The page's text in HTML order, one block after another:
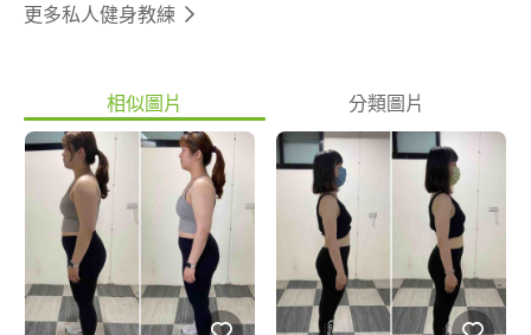
更多私人健身教練
相似圖片 分類圖片